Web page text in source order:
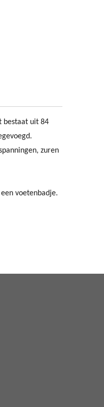
bestaat uit 84
zuren
voetenbadje.